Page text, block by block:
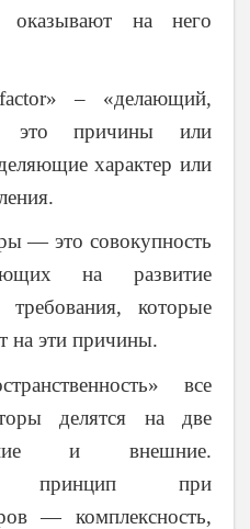
на него
– «делающий,
это причины или
характер или
— это совокупность
на развитие
которые
на эти причины.
все
делятся на две
и внешние.
принцип при
— комплексность,